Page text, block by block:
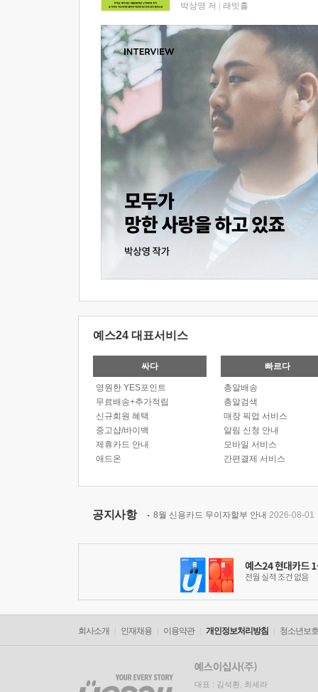
박상영 저 래빗홀
예스24 대표서비스
싸다
영원한 YES포인트
무료배송+추가적립
신규회원 혜택
중고샵/바이백
제휴카드 안내
애드온
빠르다
총알배송
총알검색
매장 픽업 서비스
알림 신청 안내
모바일 서비스
간편결제 서비스
공지사항 8월 신용카드 무이자할부 안내 2026-08-01
회사소개 인재채용 이용약관 개인정보처리방침 청소년보
대표 : 김석환, 최세라